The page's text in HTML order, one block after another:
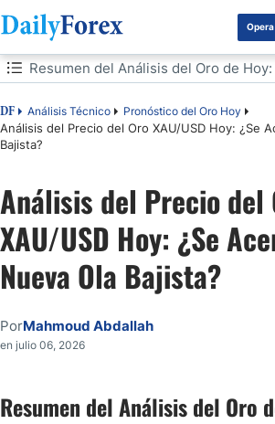
Tabla de contenidos
DF Análisis Técnico Pronóstico del Oro Hoy
Análisis del Precio del Oro XAU/USD Hoy: ¿Se
Bajista?
Resumen del Análisis del Oro de Hoy:
Resumen del Análisis del Oro de Hoy:
Señales de Trading de Oro para Hoy:
Análisis Técnico Diario del Oro/Dólar
Análisis del Precio del
XAU/USD Hoy: ¿Se
Nueva Ola Bajista?
PorMahmoud Abdallah
en julio 06, 2026
Resumen del Análisis del Oro